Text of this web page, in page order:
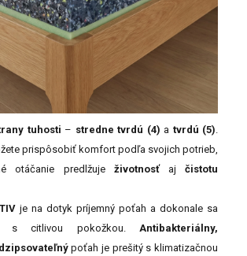
tuhosti – stredne tvrdú (4) a tvrdú (5).
prispôsobiť komfort podľa svojich potrieb,
otáčanie predlžuje životnosťajčistotu
je na dotyk príjemný poťah a dokonale sa
s citlivou pokožkou. Antibakteriálny,
poťah je prešitý s klimatizačnou